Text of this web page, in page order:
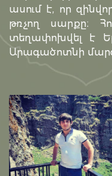
ասում է, որ
թռչող սարքը։
տեղափոխվել է
Արագածոտնի